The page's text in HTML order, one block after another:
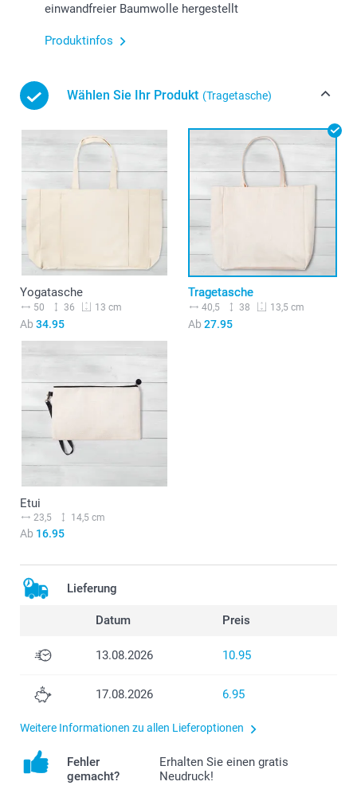
einwandfreier Baumwolle hergestellt
Produktinfos
Wählen Sie Ihr Produkt (Tragetasche)
Yogatasche
50 36 13 cm
Ab 34.95
Tragetasche
40,5 38 13,5 cm
Ab 27.95
Etui
23,5 14,5 cm
Ab 16.95
Lieferung
Datum Preis
13.08.2026 10.95
17.08.2026 6.95
Weitere Informationen zu allen Lieferoptionen
Fehler
gemacht?
Erhalten Sie einen gratis
Neudruck!